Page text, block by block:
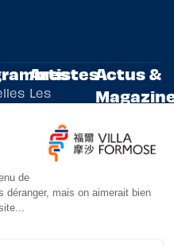
Artistes
Les
artistes
résidents
Evènements
Actus &
actualités